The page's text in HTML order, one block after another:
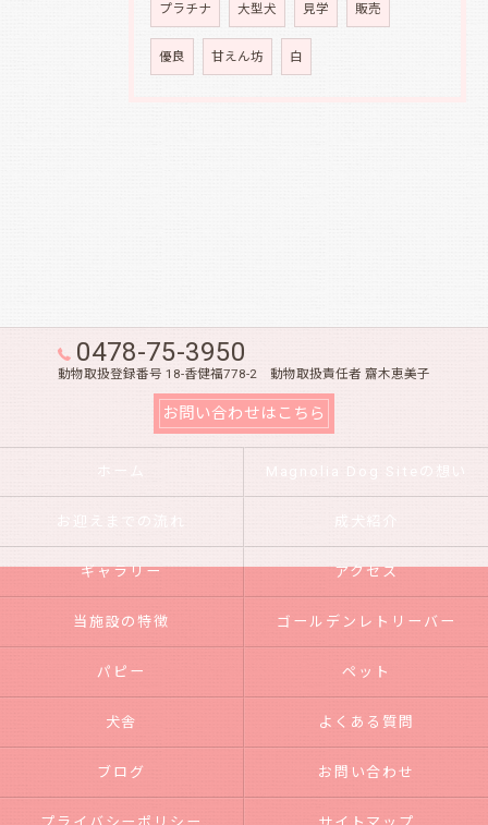
プラチナ 大型犬 見学 販売
優良 甘えん坊 白
0478-75-3950
動物取扱登録番号 18-香健福778-2 動物取扱責任者 齋木恵美子
お問い合わせはこちら
ホーム Magnolia Dog Siteの想い
お迎えまでの流れ 成犬紹介
ギャラリー アクセス
当施設の特徴 ゴールデンレトリーバー
パピー ペット
犬舎 よくある質問
ブログ お問い合わせ